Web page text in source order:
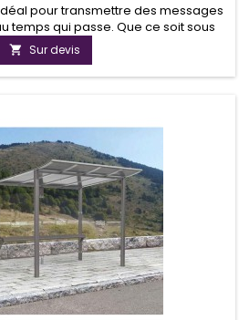
pour transmettre des messages
temps qui passe. Que ce soit sous
ou de panneau d'information,
exigences de lisibilité et de confort
ou plaque de rue en émaille avec
 Sur devis